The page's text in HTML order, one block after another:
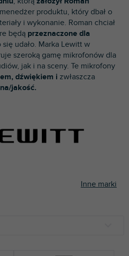
produktu, który dbał o
i wykonanie. Roman chciał
będą przeznaczone dla
się udało. Marka Lewitt w
szeroką gamę mikrofonów dla
jak i na sceny. Te mikrofony
dźwiękiem i zwłaszcza
jakość.
Inne marki